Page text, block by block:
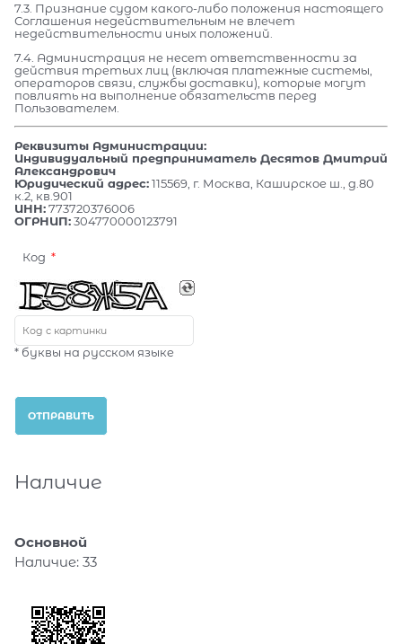
7.3. Признание судом какого-либо положения настоящего
Соглашения недействительным не влечет
недействительности иных положений.
7.4. Администрация не несет ответственности за
действия третьих лиц (включая платежные системы,
операторов связи, службы доставки), которые могут
повлиять на выполнение обязательств перед
Пользователем.
Реквизиты Администрации:
Индивидуальный предприниматель Десятов Дмитрий
Александрович
Юридический адрес:115569, г. Москва, Каширское ш., д.80
к.2, кв.901
ИНН:773720376006
ОГРНИП:304770000123791
Код
* буквы на русском языке
Наличие
Основной
Наличие: 33